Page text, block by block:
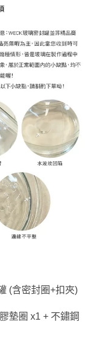
(含密封圈+扣夾)
墊圈 x1 + 不鏽鋼